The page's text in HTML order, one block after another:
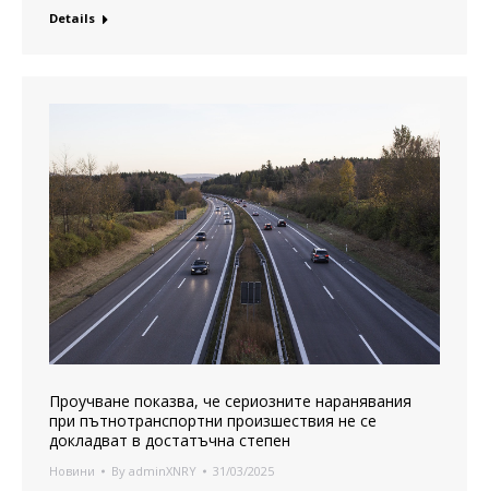
Details
Проучване показва, че сериозните наранявания
при пътнотранспортни произшествия не се
докладват в достатъчна степен
Новини By adminXNRY 31/03/2025